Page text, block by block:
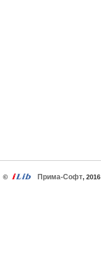
© Прима-Софт, 2016